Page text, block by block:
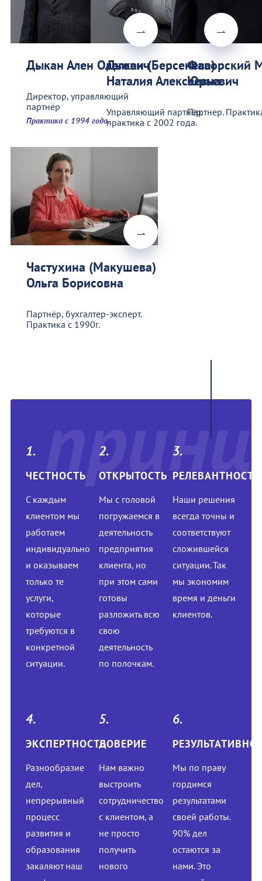
Дыкан Ален Олегович
Директор, управляющий
партнёр
Практика с 1994 года.
Дыкан (Берсенева)
Наталия Алексеевна
Управляющий партнёр.
практика с 2002 года.
Фаворский
Юрьевич
Партнер.
Частухина (Макушева)
Ольга Борисовна
Партнёр, бухгалтер-эксперт.
Практика с 1990г.
1.
ЧЕСТНОСТЬ
С каждым
клиентом мы
работаем
индивидуально
и оказываем
только те
услуги,
которые
требуются в
конкретной
ситуации.
2.
ОТКРЫТОСТЬ
Мы с головой
погружаемся в
деятельность
предприятия
клиента, но
при этом сами
готовы
разложить всю
свою
деятельность
по полочкам.
3.
РЕЛЕВАНТНОСТЬ
Наши решения
всегда точны и
соответствуют
сложившейся
ситуации. Так
мы экономим
время и деньги
клиентов.
4.
ЭКСПЕРТНОСТЬ
Разнообразие
дел,
непрерывный
процесс
развития и
образования
закаляют наш
5.
ДОВЕРИЕ
Нам важно
выстроить
сотрудничество
с клиентом, а
не просто
получить
нового
6.
Мы по праву
гордимся
результатами
своей работы.
90% дел
остаются за
нами. Это